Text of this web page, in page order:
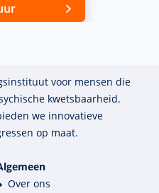
voor mensen die
kwets­baar­heid.
we innova­tieve
op maat.
Over ons